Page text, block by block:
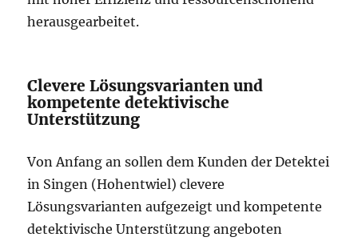
herausgearbeitet.
Clevere Lösungsvarianten und
kompetente detektivische
Unterstützung
Von Anfang an sollen dem Kunden der Detektei
in Singen (Hohentwiel) clevere
Lösungsvarianten aufgezeigt und kompetente
detektivische Unterstützung angeboten